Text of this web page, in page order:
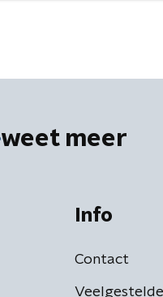
weet meer
Info
Contact